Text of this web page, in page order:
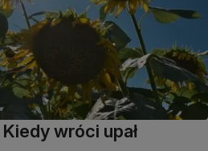
wróci upał